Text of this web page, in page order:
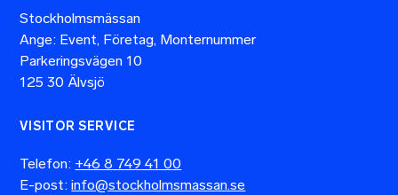
Stockholmsmässan
Ange: Event, Företag, Monternummer
Parkeringsvägen 10
125 30 Älvsjö
VISITOR SERVICE
Telefon: +46 8 749 41 00
E-post:info@stockholmsmassan.se